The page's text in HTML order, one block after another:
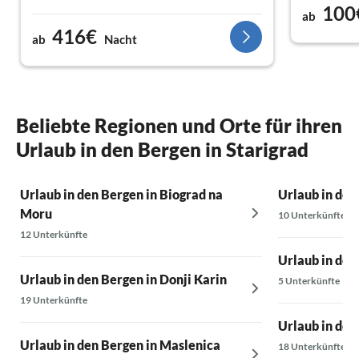
ab 416€ Nacht
ab
Beliebte Regionen und Orte für ihren
Urlaub in den Bergen in Starigrad
Urlaub in den Bergen in Biograd na
Moru
12 Unterkünfte
Urlaub in den Bergen in Donji Karin
19 Unterkünfte
Urlaub in den Bergen in Maslenica
Urlaub in
10 Unterkünfte
Urlaub in
5 Unterkünfte
Urlaub in
18 Unterkünfte